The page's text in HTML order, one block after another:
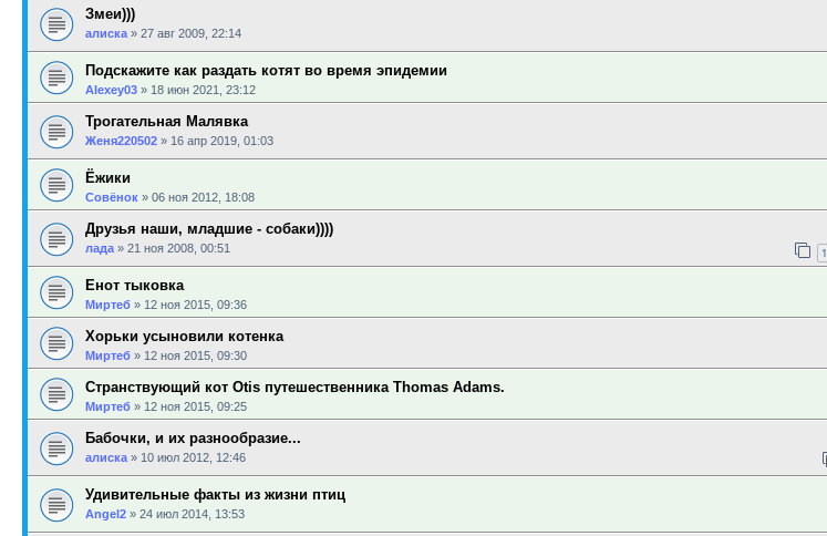
Змеи)))
алиска » 27 авг 2009, 22:14
Подскажите как раздать котят во время эпидемии
Alexey03 » 18 июн 2021, 23:12
Трогательная Малявка
Женя220502 » 16 апр 2019, 01:03
Ёжики
Совёнок » 06 ноя 2012, 18:08
Друзья наши, младшие - собаки))))
лада » 21 ноя 2008, 00:51 1
Енот тыковка
Миртеб » 12 ноя 2015, 09:36
Хорьки усыновили котенка
Миртеб » 12 ноя 2015, 09:30
Странствующий кот Otis путешественника Thomas Adams.
Миртеб » 12 ноя 2015, 09:25
Бабочки, и их разнообразие...
алиска » 10 июл 2012, 12:46
Удивительные факты из жизни птиц
Angel2 » 24 июл 2014, 13:53